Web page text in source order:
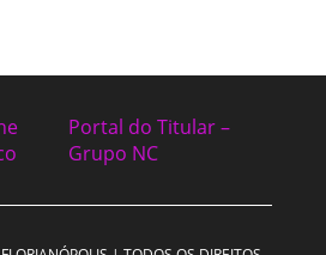
Portal do Titular –
Grupo NC